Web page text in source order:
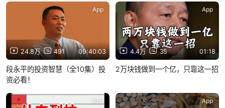
24.8万 491 09:40:03
App
段永平的投资智慧（全10集）投
资必看！
4.4万 35 01:18
App
2万块钱做到一个亿，只靠这一招
App App